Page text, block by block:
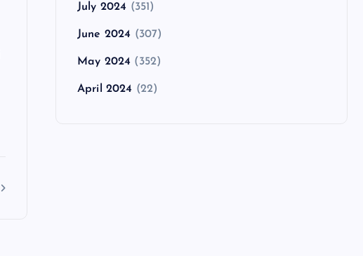
July 2024 (351)
June 2024 (307)
May 2024 (352)
April 2024 (22)